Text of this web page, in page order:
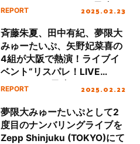
レ！LIVE vol.2”DAY2最速レ
REPORT 2025.02.23
斉藤朱夏、田中有紀、夢限大
みゅーたいぷ、矢野妃菜喜の
4組が大阪で熱演！ライブイ
ベント“リスパレ！LIVE
vol.2”DAY1最速レポート
REPORT 2025.02.22
夢限大みゅーたいぷとして2
度目のナンバリングライブを
Zepp Shinjuku (TOKYO)にて